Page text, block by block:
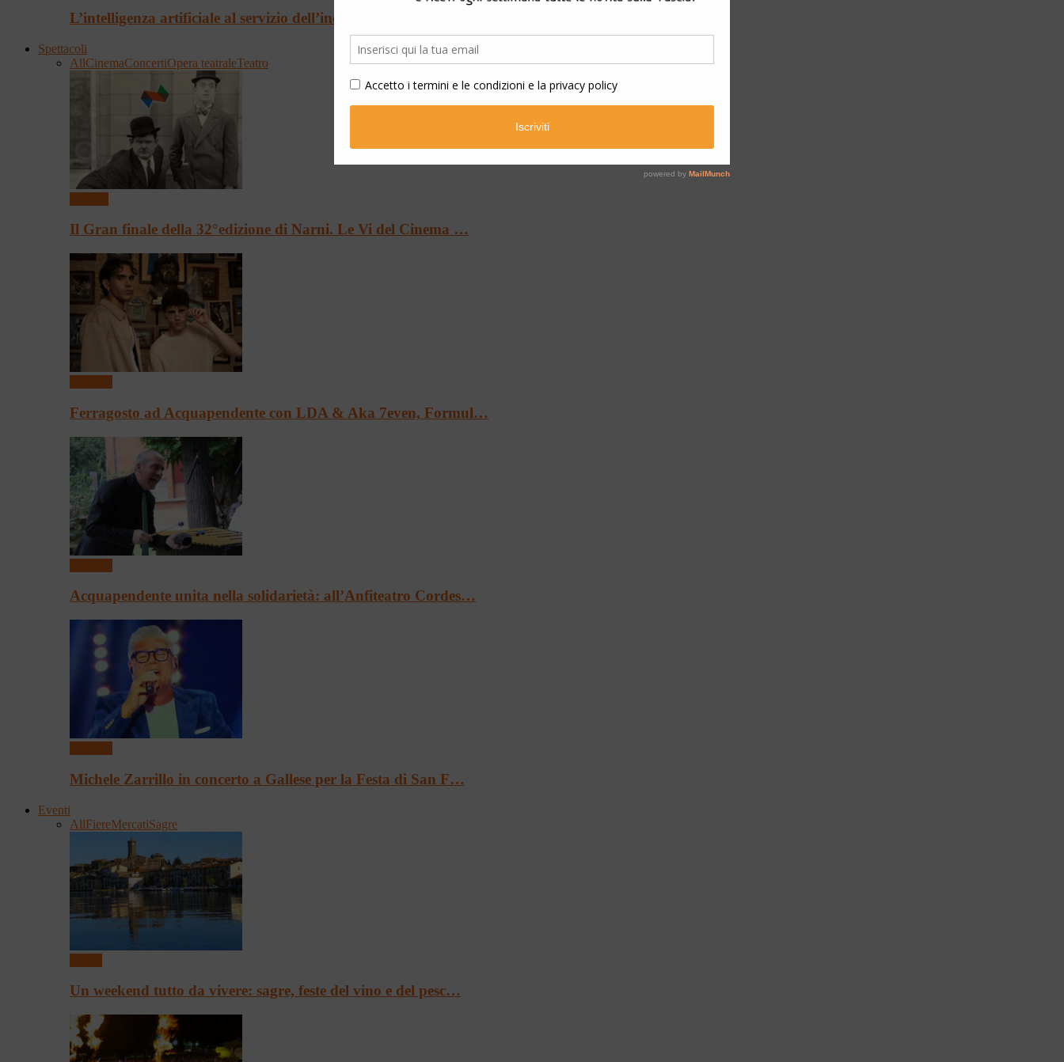
L’intelligenza artificiale al servizio dell’incl…
Spettacoli
AllCinemaConcertiOpera teatraleTeatro
Il Gran finale della 32°edizione di Narni. Le Vi del Cinema …
Ferragosto ad Acquapendente con LDA & Aka 7even, Formul…
Acquapendente unita nella solidarietà: all’Anfiteatro Cordes…
Michele Zarrillo in concerto a Gallese per la Festa di San F…
Eventi
AllFiereMercatiSagre
Un weekend tutto da vivere: sagre, feste del vino e del pesc…